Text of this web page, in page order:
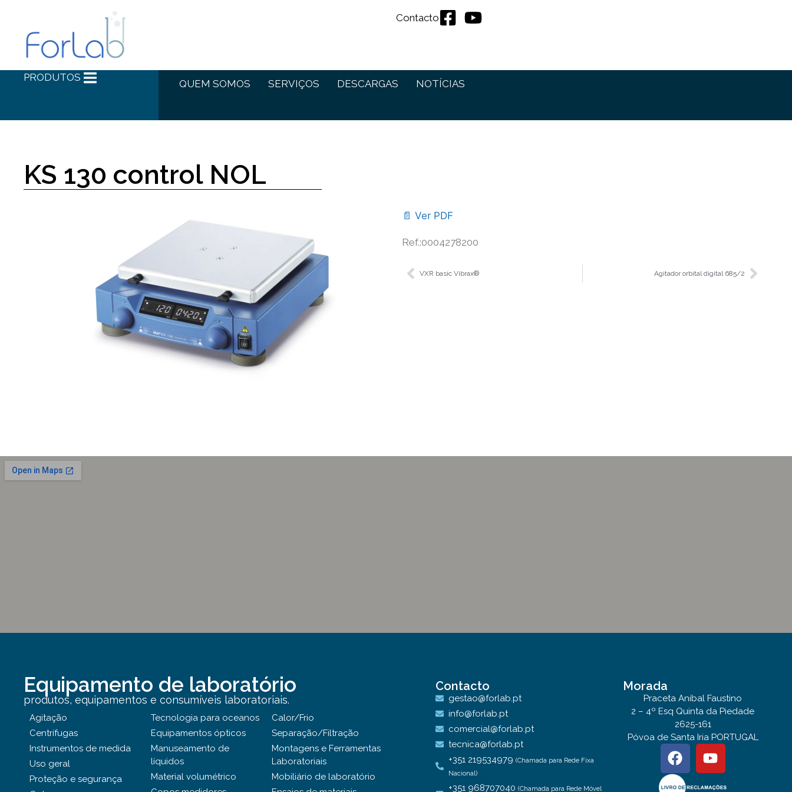
Contacto
PRODUTOS
QUEM SOMOS SERVIÇOS DESCARGAS NOTÍCIAS
KS 130 control NOL
📄 Ver PDF
Ref.:0004278200
VXR basic Vibrax® Agitador orbital digital 685/2
Equipamento de laboratório
produtos, equipamentos e consumíveis laboratoriais.
Agitação
Centrífugas
Instrumentos de medida
Uso geral
Proteção e segurança
Tecnologia para oceanos
Equipamentos ópticos
Manuseamento de
líquidos
Material volumétrico
Calor/Frio
Separação/Filtração
Montagens e Ferramentas
Laboratoriais
Mobiliário de laboratório
Contacto
gestao@forlab.pt
info@forlab.pt
comercial@forlab.pt
tecnica@forlab.pt
+351 219534979(Chamada para Rede Fixa
Nacional)
+351 968707040(Chamada para Rede Móvel
Morada
Praceta Anibal Faustino
2 – 4º Esq Quinta da Piedade
2625-161
Póvoa de Santa Iria PORTUGAL